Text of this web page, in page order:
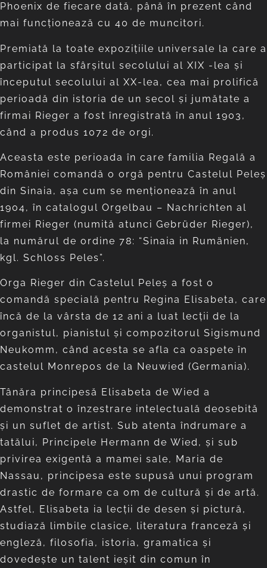
Phoenix de fiecare dată, până în prezent când
mai funcţionează cu 40 de muncitori.
Premiată la toate expoziţiile universale la care a
participat la sfârşitul secolului al XIX -lea şi
începutul secolului al XX-lea, cea mai prolifică
perioadă din istoria de un secol şi jumătate a
firmai Rieger a fost înregistrată în anul 1903,
când a produs 1072 de orgi.
Aceasta este perioada în care familia Regală a
României comandă o orgă pentru Castelul Peleş
din Sinaia, aşa cum se menţionează în anul
1904, în catalogul Orgelbau – Nachrichten al
firmei Rieger (numită atunci Gebrüder Rieger),
la numărul de ordine 78: “Sinaia in Rumänien,
kgl. Schloss Peles”.
Orga Rieger din Castelul Peleş a fost o
comandă specială pentru Regina Elisabeta, care
încă de la vârsta de 12 ani a luat lecţii de la
organistul, pianistul şi compozitorul Sigismund
Neukomm, când acesta se afla ca oaspete în
castelul Monrepos de la Neuwied (Germania).
Tânăra principesă Elisabeta de Wied a
demonstrat o înzestrare intelectuală deosebită
şi un suflet de artist. Sub atenta îndrumare a
tatălui, Principele Hermann de Wied, şi sub
privirea exigentă a mamei sale, Maria de
Nassau, principesa este supusă unui program
drastic de formare ca om de cultură şi de artă.
Astfel, Elisabeta ia lecţii de desen şi pictură,
studiază limbile clasice, literatura franceză şi
engleză, filosofia, istoria, gramatica şi
dovedeşte un talent ieşit din comun în